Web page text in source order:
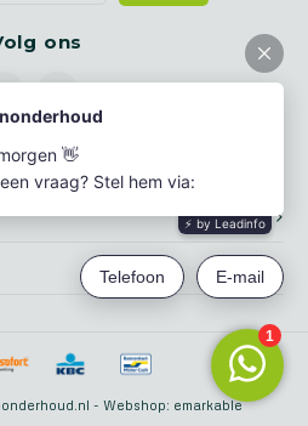
ons
- Webshop: emarkable